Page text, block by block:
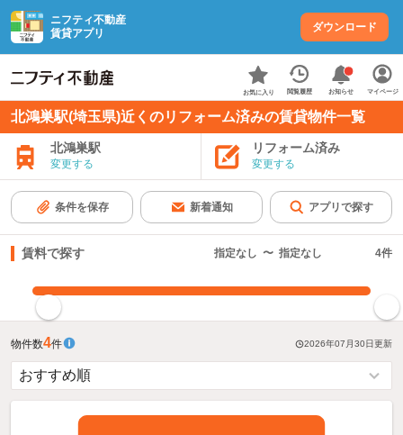
ニフティ不動産
賃貸アプリ
ダウンロード
お気に入り 閲覧履歴 お知らせ マイページ
北鴻巣駅(埼玉県)近くのリフォーム済みの賃貸物件一覧
北鴻巣駅
変更する
リフォーム済み
変更する
条件を保存 新着通知 アプリで探す
賃料で探す 指定なし 〜 指定なし 4件
物件数4件 2026年07月30日更新